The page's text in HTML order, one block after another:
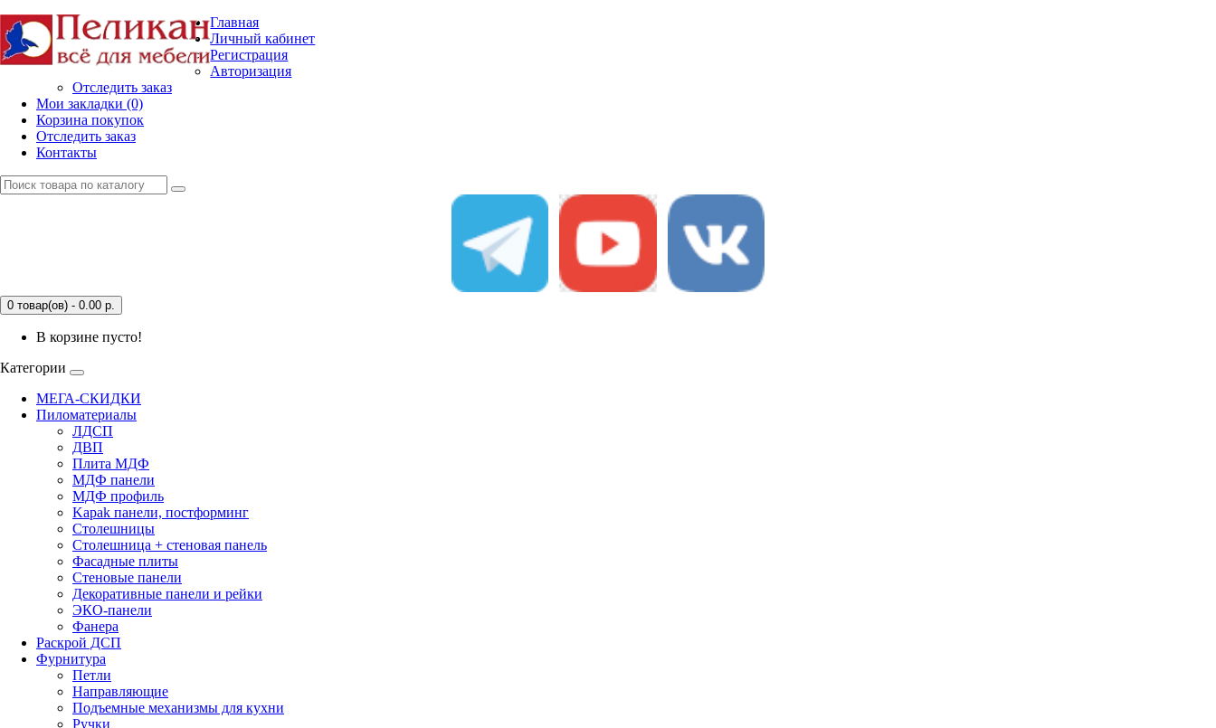
Главная
Личный кабинет
Регистрация
Авторизация
Отследить заказ
Мои закладки (0)
Корзина покупок
Отследить заказ
Контакты
0 товар(ов) - 0.00 р.
В корзине пусто!
Категории
МЕГА-СКИДКИ
Пиломатериалы
ЛДСП
ДВП
Плита МДФ
МДФ панели
МДФ профиль
Kapak панели, постформинг
Столешницы
Столешница + стеновая панель
Фасадные плиты
Стеновые панели
Декоративные панели и рейки
ЭКО-панели
Фанера
Раскрой ДСП
Фурнитура
Петли
Направляющие
Подъемные механизмы для кухни
Ручки